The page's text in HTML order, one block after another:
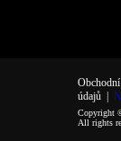
Obchodní
údajů|
Copyright
All rights